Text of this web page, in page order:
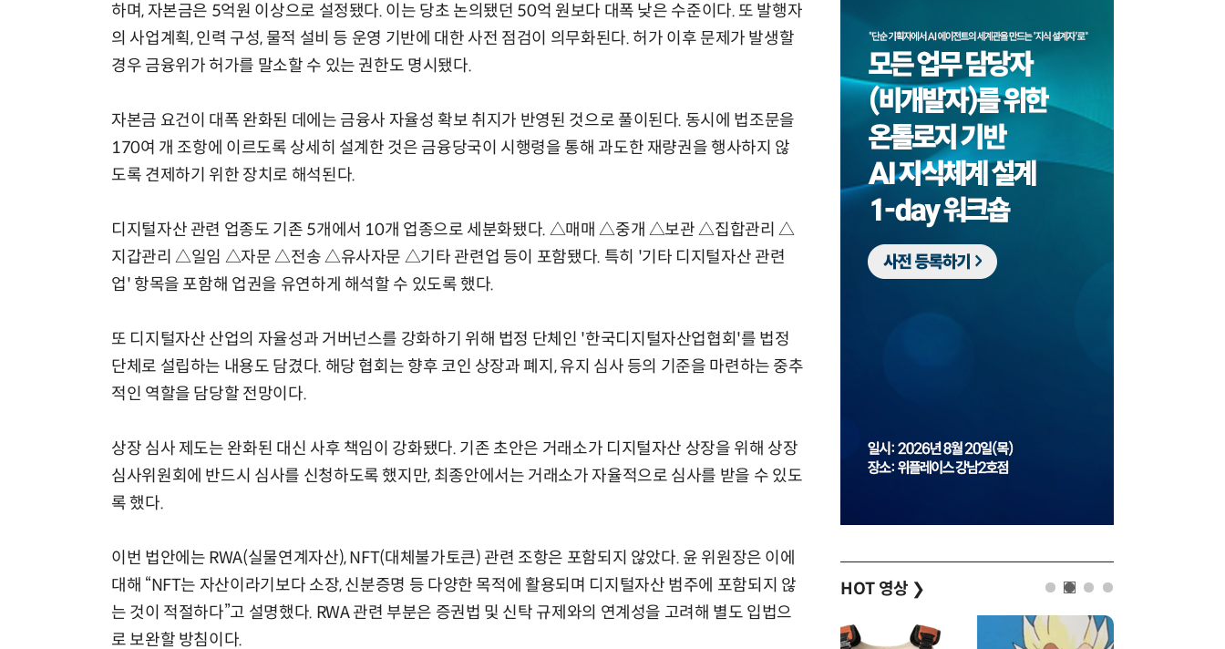
하며, 자본금은 5억원 이상으로 설정됐다. 이는 당초 논의됐던 50억 원보다 대폭 낮은 수준이다. 또 발행자
의 사업계획, 인력 구성, 물적 설비 등 운영 기반에 대한 사전 점검이 의무화된다. 허가 이후 문제가 발생할
경우 금융위가 허가를 말소할 수 있는 권한도 명시됐다.
자본금 요건이 대폭 완화된 데에는 금융사 자율성 확보 취지가 반영된 것으로 풀이된다. 동시에 법조문을
170여 개 조항에 이르도록 상세히 설계한 것은 금융당국이 시행령을 통해 과도한 재량권을 행사하지 않
도록 견제하기 위한 장치로 해석된다.
디지털자산 관련 업종도 기존 5개에서 10개 업종으로 세분화됐다. △매매 △중개 △보관 △집합관리 △
지갑관리 △일임 △자문 △전송 △유사자문 △기타 관련업 등이 포함됐다. 특히 '기타 디지털자산 관련
업' 항목을 포함해 업권을 유연하게 해석할 수 있도록 했다.
또 디지털자산 산업의 자율성과 거버넌스를 강화하기 위해 법정 단체인 '한국디지털자산업협회'를 법정
단체로 설립하는 내용도 담겼다. 해당 협회는 향후 코인 상장과 폐지, 유지 심사 등의 기준을 마련하는 중추
적인 역할을 담당할 전망이다.
상장 심사 제도는 완화된 대신 사후 책임이 강화됐다. 기존 초안은 거래소가 디지털자산 상장을 위해 상장
심사위원회에 반드시 심사를 신청하도록 했지만, 최종안에서는 거래소가 자율적으로 심사를 받을 수 있도
록 했다.
이번 법안에는 RWA(실물연계자산), NFT(대체불가토큰) 관련 조항은 포함되지 않았다. 윤 위원장은 이에
대해 “NFT는 자산이라기보다 소장, 신분증명 등 다양한 목적에 활용되며 디지털자산 범주에 포함되지 않
는 것이 적절하다”고 설명했다. RWA 관련 부분은 증권법 및 신탁 규제와의 연계성을 고려해 별도 입법으
로 보완할 방침이다.
HOT 영상 ❯